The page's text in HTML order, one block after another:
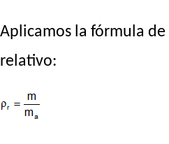
Aplicamos la fórmula de
relativo: